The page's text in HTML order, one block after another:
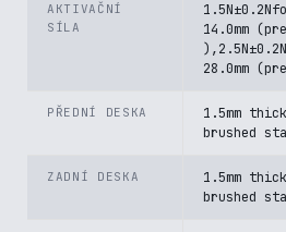
AKTIVAČNÍ
SÍLA
14.0mm
28.0mm
PŘEDNÍ DESKA
1.5mm
brushed
ZADNÍ DESKA
1.5mm
brushed